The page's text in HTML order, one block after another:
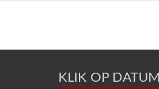
KLIK OP DATUM